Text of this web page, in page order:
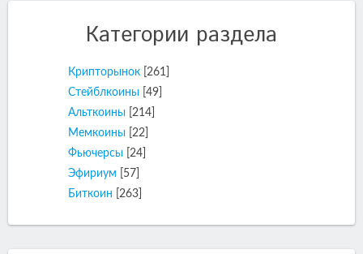
Категории раздела
Крипторынок
[261]
Стейблкоины [49]
Альткоины
[214]
Мемкоины
[22]
Фьючерсы
[24]
Эфириум
[57]
Биткоин
[263]